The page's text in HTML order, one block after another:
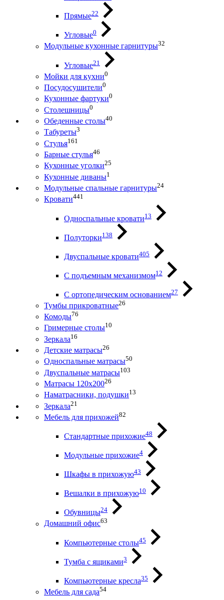
Прямые22
Угловые0
Модульные кухонные гарнитуры32
Угловые21
Мойки для кухни0
Посудосушители0
Кухонные фартуки0
Столешницы0
Обеденные столы40
Табуреты3
Стулья161
Барные стулья46
Кухонные уголки25
Кухонные диваны1
Модульные спальные гарнитуры24
Кровати441
Односпальные кровати13
Полуторки138
Двуспальные кровати405
С подъемным механизмом12
С ортопедическим основанием27
Тумбы прикроватные26
Комоды76
Гримерные столы10
Зеркала16
Детские матрасы26
Односпальные матрасы50
Двуспальные матрасы103
Матрасы 120х20026
Наматрасники, подушки13
Зеркала21
Мебель для прихожей82
Стандартные прихожие48
Модульные прихожие4
Шкафы в прихожую43
Вешалки в прихожую10
Обувницы24
Домашний офис63
Компьютерные столы45
Тумба с ящиками3
Компьютерные кресла35
Мебель для сада54